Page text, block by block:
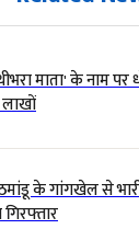
माता' के नाम पर
के गांगखेल से
गिरफ्तार